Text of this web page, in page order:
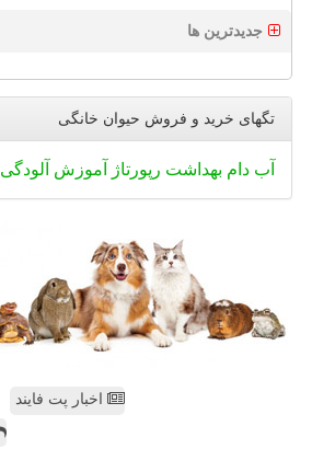
جدیدترین ها
تگهای خرید و فروش حیوان خانگی
آب دام بهداشت رپورتاژ آموزش آلودگی
اخبار پت فایند